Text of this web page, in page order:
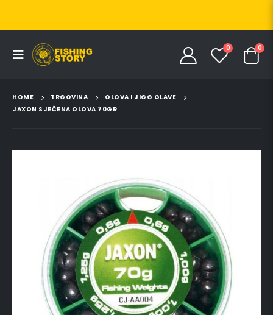
0 0
HOME TRGOVINA
OLOVA I JIGG GLAVE
JAXON SJEČENA OLOVA 70GR